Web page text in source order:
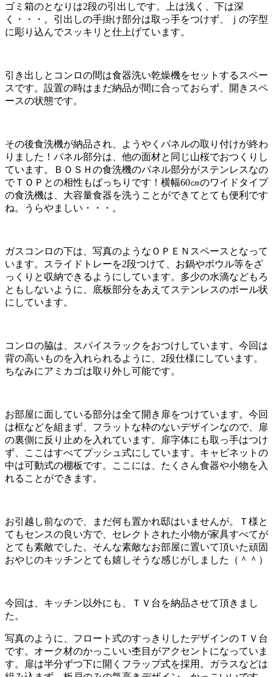
ゴミ箱のとなりは2段の引出しです。上は浅く、下は深
く・・・。引出しの手掛け部分は取っ手をつけず、ｊの字型
に彫り込んでスッキリと仕上げています。
引き出しとコンロの間は食器洗い乾燥機をセットするスペー
スです。設置の時はまだ納品が間に合っておらず、開きスペ
ースの状態です。
その後食洗機が納品され、ようやくパネルの取り付けが終わ
りました！パネル部分は、他の面材と同じ山桜でおつくりし
ています。ＢＯＳＨの食洗機のパネル部分がステンレスなの
でＴＯＰとの相性もばっちりです！横幅60㎝のワイドタイプ
の食洗機は、大容量食器を洗うことができてとても便利です
ね。うらやましい・・・。
ガスコンロの下は、写真のようなＯＰＥＮスペースとなって
います。スライドトレーを2段つけて、お鍋やボウル等をざ
っくりと収納できるようにしています。多少の水滴などもろ
ともしないように、底板部分をあえてステンレスのポール状
にしています。
コンロの脇は、スパイスラックをおつけしています。今回は
背の高いものを入れられるように、2段仕様にしています。
ちなみにアミカゴは取り外し可能です。
お部屋に面している部分は全て開き扉をつけています。今回
は框などを組まず、フラットな枠のないデザインなので、扉
の裏側に反り止めを入れています。扉字体にも取っ手はつけ
ず、ここはすべてプッシュ式にしています。キャビネットの
中は可動式の棚板です。ここには、たくさん食器や小物を入
れることができます。
お引越し前なので、まだ何も置かれ邸はいませんが。Ｔ様と
てもセンスの良い方で、セレクトされた小物が家具すべてが
とても素敵でした。そんな素敵なお部屋に置いて頂いた頑固
おやじのキッチンとても嬉しそうな感じがしました（＾＾）
今回は、キッチン以外にも、ＴＶ台を納品させて頂きまし
た。
写真のように、フロート式のすっきりしたデザインのＴＶ台
です。オーク材のかっこいい杢目がアクセントになっていま
す。扉は半分ずつ下に開くフラップ式を採用。ガラスなどは